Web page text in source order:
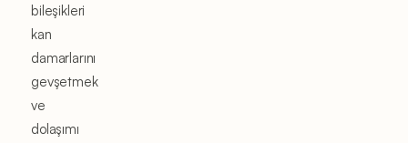
bileşikleri
kan
damarlarını
gevşetmek
ve
dolaşımı